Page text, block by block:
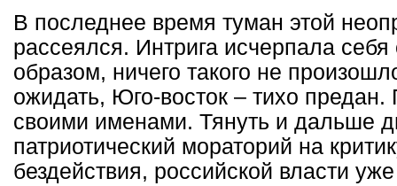
В последнее время туман этой
рассеялся. Интрига исчерпала
образом, ничего такого не
ожидать, Юго-восток – тихо
своими именами. Тянуть и дальше
патриотический мораторий на
бездействия, российской власти